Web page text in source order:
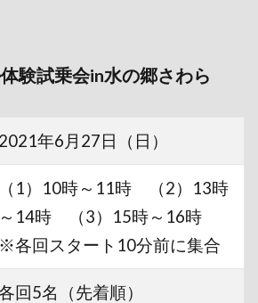
験試乗会in水の郷さわら
2021年6月27日（日）
（1）10時～11時 （2）13時
～14時 （3）15時～16時
※各回スタート10分前に集合
回5名（先着順）